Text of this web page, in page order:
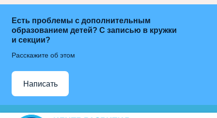
Есть проблемы с дополнительным
образованием детей? С записью в кружки
и секции?
Расскажите об этом
Написать